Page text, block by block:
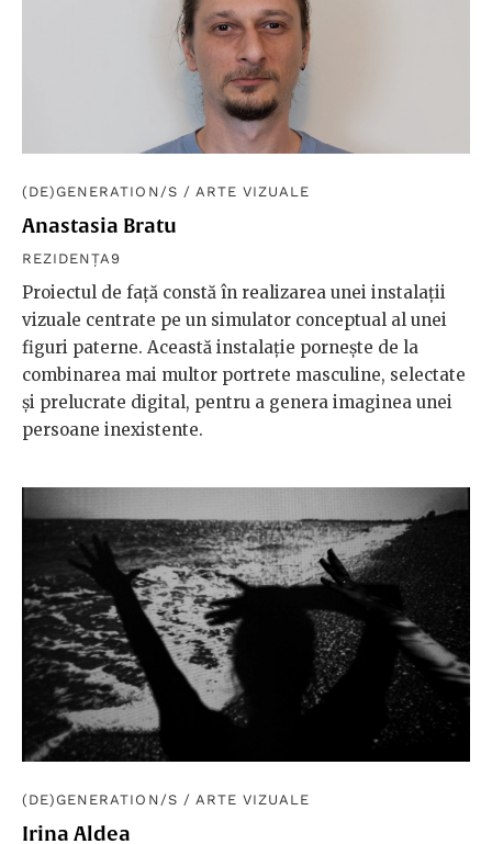
(DE)GENERATION/S / ARTE VIZUALE
Anastasia Bratu
REZIDENȚA9
Proiectul de față constă în realizarea unei instalații
vizuale centrate pe un simulator conceptual al unei
figuri paterne. Această instalație pornește de la
combinarea mai multor portrete masculine, selectate
și prelucrate digital, pentru a genera imaginea unei
persoane inexistente.
(DE)GENERATION/S / ARTE VIZUALE
Irina Aldea